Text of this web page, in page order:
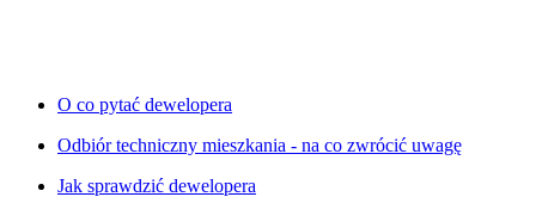
O co pytać dewelopera
Odbiór techniczny mieszkania - na co zwrócić uwagę
Jak sprawdzić dewelopera